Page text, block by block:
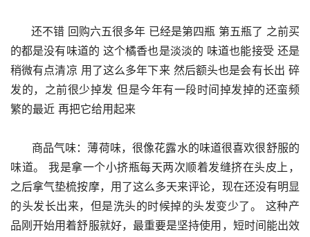
的都是没有味道的 这个橘香也是淡淡的 味道也能接受 还是
稍微有点清凉 用了这么多年下来 然后额头也是会有长出 碎
发的，之前很少掉发 但是今年有一段时间掉发掉的还蛮频
繁的最近 再把它给用起来
味道。 我是拿一个小挤瓶每天两次顺着发缝挤在头皮上，
之后拿气垫梳按摩，用了这么多天来评论，现在还没有明显
的头发长出来，但是洗头的时候掉的头发变少了。 这种产
品刚开始用着舒服就好，最重要是坚持使用，短时间能出效